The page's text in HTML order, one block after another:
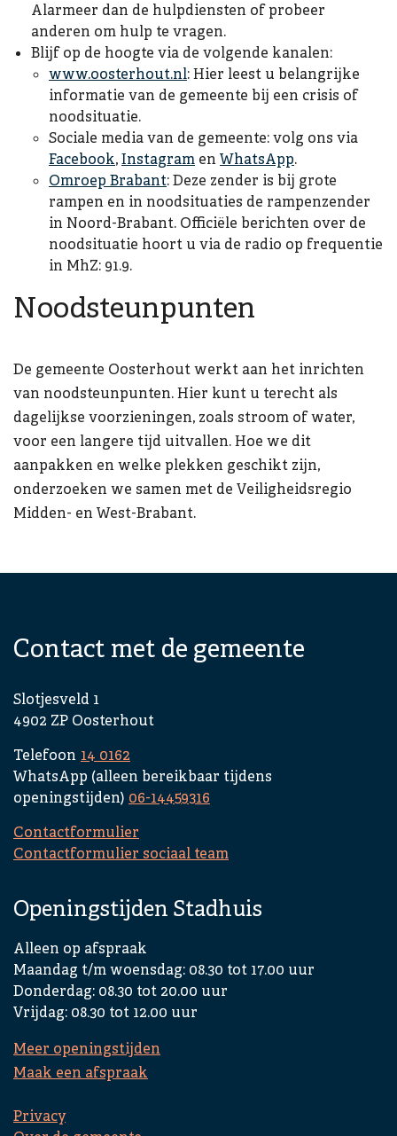
Alarmeer dan de hulpdiensten of probeer
anderen om hulp te vragen.
Blijf op de hoogte via de volgende kanalen:
www.oosterhout.nl: Hier leest u belangrijke
informatie van de gemeente bij een crisis of
noodsituatie.
Sociale media van de gemeente: volg ons via
Facebook,Instagram enWhatsApp.
Omroep Brabant: Deze zender is bij grote
rampen en in noodsituaties de rampenzender
in Noord-Brabant. Officiële berichten over de
noodsituatie hoort u via de radio op frequentie
in MhZ: 91.9.
Noodsteunpunten
De gemeente Oosterhout werkt aan het inrichten
van noodsteunpunten. Hier kunt u terecht als
dagelijkse voorzieningen, zoals stroom of water,
voor een langere tijd uitvallen. Hoe we dit
aanpakken en welke plekken geschikt zijn,
onderzoeken we samen met de Veiligheidsregio
Midden- en West-Brabant.
Contact met de gemeente
Slotjesveld 1
4902 ZP Oosterhout
Telefoon 14 0162
WhatsApp (alleen bereikbaar tijdens
openingstijden) 06-14459316
Contactformulier
Contactformulier sociaal team
Openingstijden Stadhuis
Alleen op afspraak
Maandag t/m woensdag: 08.30 tot 17.00 uur
Donderdag: 08.30 tot 20.00 uur
Vrijdag: 08.30 tot 12.00 uur
Meer openingstijden
Maak een afspraak
Privacy